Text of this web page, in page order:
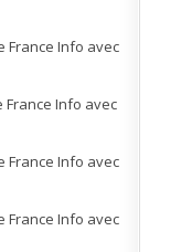
France Info avec
France Info avec
France Info avec
France Info avec